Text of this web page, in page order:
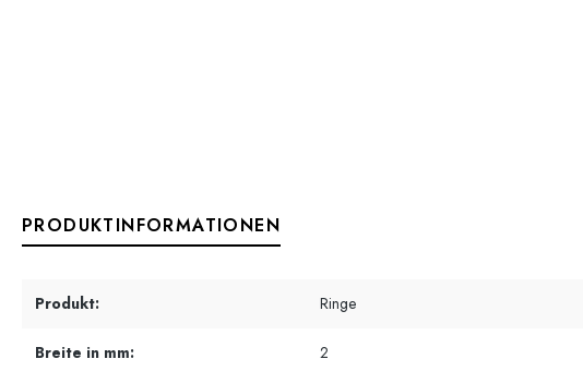
PRODUKTINFORMATIONEN
Produkt: Ringe
Breite in mm: 2